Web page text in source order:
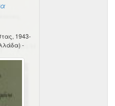
1943-
-